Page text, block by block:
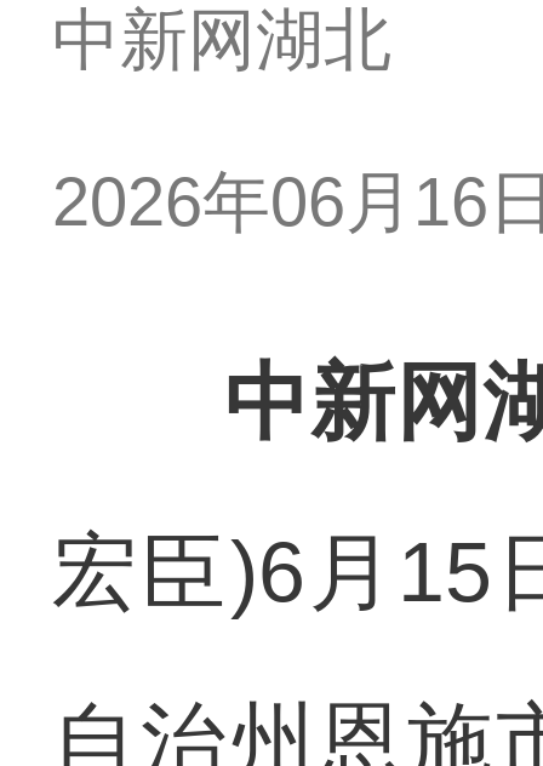
中新网湖北
2026年06月16
中新网
宏臣)6月15
自治州恩施